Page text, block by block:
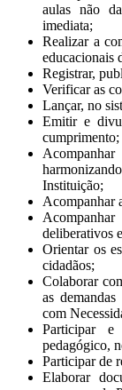
aulas não
imediata;
Realizar a
educacionais
Registrar,
Verificar as
Lançar, no
Emitir e
cumprimento;
Instituição;
Acompanhar
deliberativos
Orientar os
cidadãos;
Colaborar
as
com
Participar e
pedagógico,
Participar de
Elaborar